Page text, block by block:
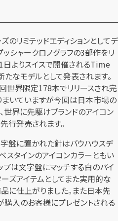
のリミテッドエディションとしてデ
ッシャークロノグラフの3部作をリ
日よりスイスで開催されるTime
なモデルとして発表されます。
世界限定178本でリリースされ完
いていますが今回は日本市場の
世界に先駆けブランドのアイコン
行発売されます。
盤に置かれた針はバウハウスデ
スタインのアイコンカラーともい
プは文字盤にマッチする白のパイ
ズアイテムとしてまた実用的な
に仕上がりました。また日本先
入のお客様にプレゼントされる